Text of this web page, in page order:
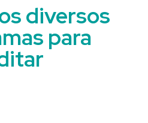
diversos
para